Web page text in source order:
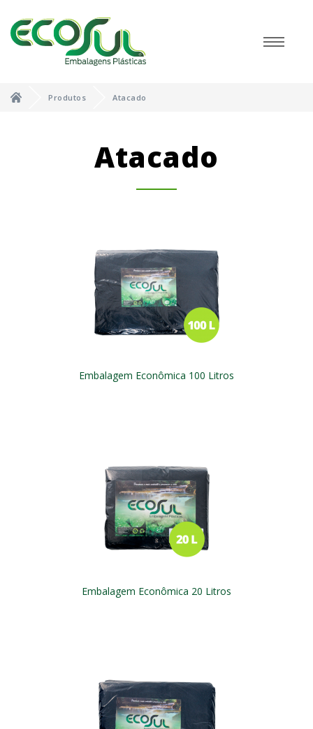
Produtos Atacado
Atacado
Embalagem Econômica 100 Litros
Embalagem Econômica 20 Litros